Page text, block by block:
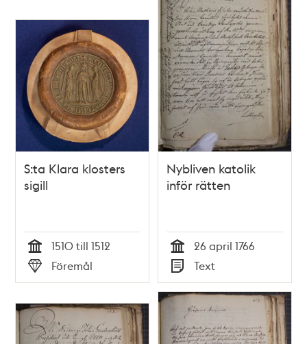
S:ta Klara klosters
sigill
Tid
1510 till 1512
Typ
Föremål
Nybliven katolik
inför rätten
Tid
26 april 1766
Typ
Text